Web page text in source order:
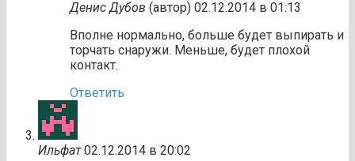
Денис Дубов (автор) 02.12.2014 в 01:13
Вполне нормально, больше будет выпирать и
торчать снаружи. Меньше, будет плохой
контакт.
Ответить
Ильфат 02.12.2014 в 20:02